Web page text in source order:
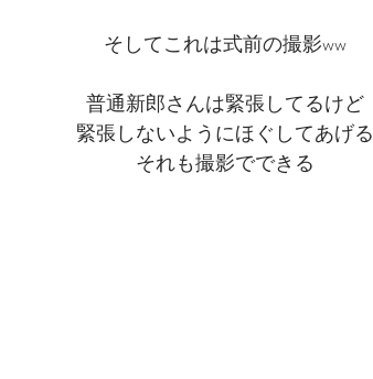
そしてこれは式前の撮影ww
普通新郎さんは緊張してるけど
緊張しないようにほぐしてあげる
それも撮影でできる